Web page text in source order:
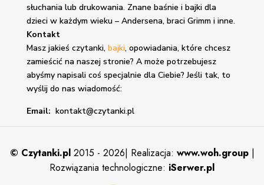
słuchania lub drukowania. Znane baśnie i bajkidla
dzieci w każdym wieku – Andersena, braci Grimm i inne.
Kontakt
Masz jakieś czytanki, bajki, opowiadania, które chcesz
zamieścić na naszej stronie? A może potrzebujesz
abyśmy napisali coś specjalnie dla Ciebie? Jeśli tak, to
wyślij do nas wiadomość:
Email: kontakt@czytanki.pl
© Czytanki.pl 2015 - 2026| Realizacja: www.woh.group |
Rozwiązania technologiczne: iSerwer.pl